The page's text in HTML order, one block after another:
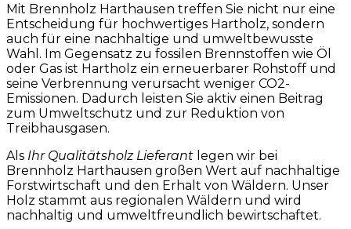
Mit Brennholz Harthausen treffen Sie nicht nur eine
Entscheidung für hochwertiges Hartholz, sondern
auch für eine nachhaltige und umweltbewusste
Wahl. Im Gegensatz zu fossilen Brennstoffen wie Öl
oder Gas ist Hartholz ein erneuerbarer Rohstoff und
seine Verbrennung verursacht weniger CO2-
Emissionen. Dadurch leisten Sie aktiv einen Beitrag
zum Umweltschutz und zur Reduktion von
Treibhausgasen.
Als Ihr Qualitätsholz Lieferant legen wir bei
Brennholz Harthausen großen Wert auf nachhaltige
Forstwirtschaft und den Erhalt von Wäldern. Unser
Holz stammt aus regionalen Wäldern und wird
nachhaltig und umweltfreundlich bewirtschaftet.